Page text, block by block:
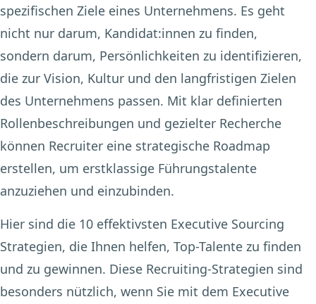
spezifischen Ziele eines Unternehmens. Es geht
nicht nur darum, Kandidat:innen zu finden,
sondern darum, Persönlichkeiten zu identifizieren,
die zur Vision, Kultur und den langfristigen Zielen
des Unternehmens passen. Mit klar definierten
Rollenbeschreibungen und gezielter Recherche
können Recruiter eine strategische Roadmap
erstellen, um erstklassige Führungstalente
anzuziehen und einzubinden.
Hier sind die 10 effektivsten Executive Sourcing
Strategien, die Ihnen helfen, Top-Talente zu finden
und zu gewinnen. Diese Recruiting-Strategien sind
besonders nützlich, wenn Sie mit dem Executive